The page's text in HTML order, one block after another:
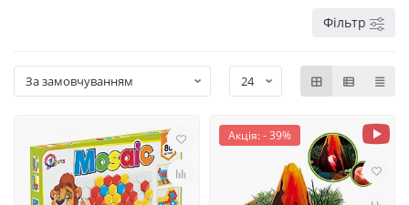
Фільтр
Акція: - 39%